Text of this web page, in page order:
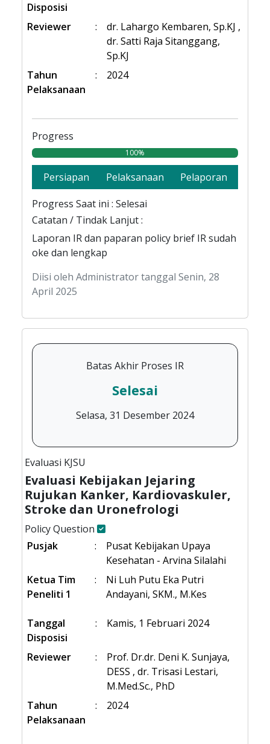
Disposisi
Reviewer :
dr. Lahargo Kembaren, Sp.KJ ,
dr. Satti Raja Sitanggang,
Sp.KJ
Tahun
Pelaksanaan
: 2024
Progress
100%
Persiapan Pelaksanaan
Pelaporan
Progress Saat ini : Selesai
Catatan / Tindak Lanjut :
Laporan IR dan paparan policy brief IR sudah
oke dan lengkap
Diisi oleh Administrator tanggal Senin, 28
April 2025
Batas Akhir Proses IR
Selesai
Selasa, 31 Desember 2024
Evaluasi KJSU
Evaluasi Kebijakan Jejaring
Rujukan Kanker, Kardiovaskuler,
Stroke dan Uronefrologi
Policy Question
Pusjak
:
Pusat Kebijakan Upaya
Kesehatan - Arvina Silalahi
Ketua Tim
Peneliti 1
:
Ni Luh Putu Eka Putri
Andayani, SKM., M.Kes
Tanggal
Disposisi
: Kamis, 1 Februari 2024
Reviewer :
Prof. Dr.dr. Deni K. Sunjaya,
DESS , dr. Trisasi Lestari,
M.Med.Sc., PhD
Tahun
Pelaksanaan
: 2024